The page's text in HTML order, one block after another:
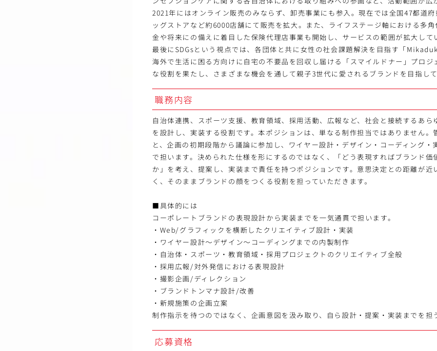
2021年にはオンライン販売のみならず、卸売事業にも参入。現在では全国47都道
ッグストアなど約6000店舗にて販売を拡大。また、ライフステージ軸における多
金や将来にの備えに着目した保険代理店事業も開始し、サービスの範囲が拡大して
最後にSDGsという視点では、各団体と共に女性の社会課題解決を目指す「
海外で生活に困る方向けに自宅の不要品を回収し届ける「スマイルドナー」プロジ
な役割を果たし、さまざまな機会を通して親子3世代に愛されるブランドを目指し
職務内容
自治体連携、スポーツ支援、教育領域、採用活動、広報など、社会と接続するあら
を設計し、実装する役割です。本ポジションは、単なる制作担当ではありません。
と、企画の初期段階から議論に参加し、ワイヤー設計・デザイン・コーディング・
で担います。決められた仕様を形にするのではなく、「どう表現すればブランド価
か」を考え、提案し、実装まで責任を持つポジションです。意思決定との距離が近
く、そのままブランドの顔をつくる役割を担っていただきます。
■具体的には
コーポレートブランドの表現設計から実装までを一気通貫で担います。
・Web/グラフィックを横断したクリエイティブ設計・実装
・ワイヤー設計～デザイン～コーディングまでの内製制作
・自治体・スポーツ・教育領域・採用プロジェクトのクリエイティブ全般
・採用広報/対外発信における表現設計
・撮影企画/ディレクション
・ブランドトンマナ設計/改善
・新規施策の企画立案
制作指示を待つのではなく、企画意図を汲み取り、自ら設計・提案・実装までを担
応募資格